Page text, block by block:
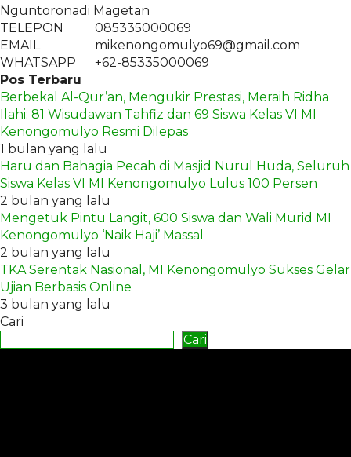
Nguntoronadi Magetan
TELEPON
085335000069
EMAIL
mikenongomulyo69@gmail.com
WHATSAPP
+62-85335000069
Pos Terbaru
Berbekal Al-Qur’an, Mengukir Prestasi, Meraih Ridha
Ilahi: 81 Wisudawan Tahfiz dan 69 Siswa Kelas VI MI
Kenongomulyo Resmi Dilepas
1 bulan yang lalu
Haru dan Bahagia Pecah di Masjid Nurul Huda, Seluruh
Siswa Kelas VI MI Kenongomulyo Lulus 100 Persen
2 bulan yang lalu
Mengetuk Pintu Langit, 600 Siswa dan Wali Murid MI
Kenongomulyo ‘Naik Haji’ Massal
2 bulan yang lalu
TKA Serentak Nasional, MI Kenongomulyo Sukses Gelar
Ujian Berbasis Online
3 bulan yang lalu
Cari
Cari